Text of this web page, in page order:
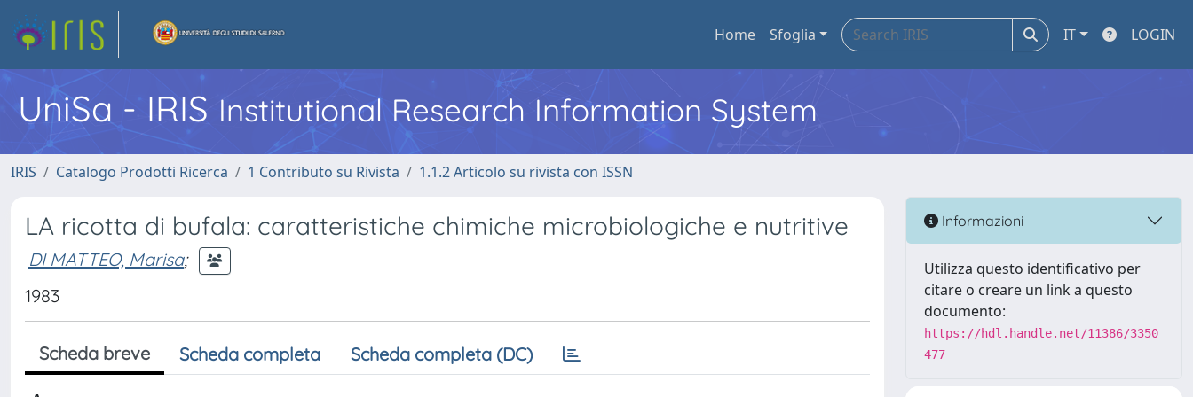
Home Sfoglia IT LOGIN
UniSa - IRIS Institutional Research Information System
IRIS Catalogo Prodotti Ricerca 1 Contributo su Rivista 1.1.2 Articolo su rivista con ISSN
LA ricotta di bufala: caratteristiche chimiche microbiologiche e nutritive
DI MATTEO, Marisa;
1983
Scheda breve Scheda completa Scheda completa (DC)
Informazioni
Utilizza questo identificativo per
citare o creare un link a questo
documento:
https://hdl.handle.net/11386/3350
477